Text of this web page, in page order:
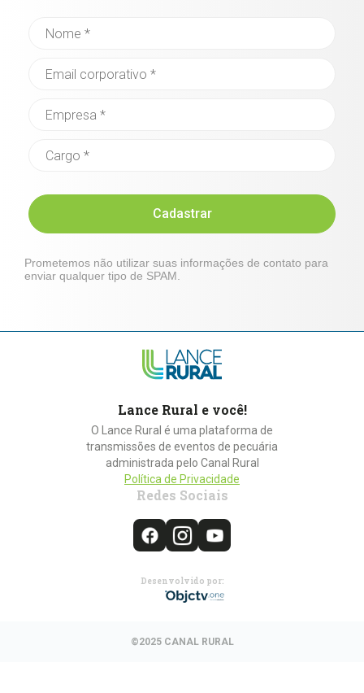
Cadastrar
Prometemos não utilizar suas informações de contato para
enviar qualquer tipo de SPAM.
Lance Rural e você!
O Lance Rural é uma plataforma de
transmissões de eventos de pecuária
administrada pelo Canal Rural
Política de Privacidade
Redes Sociais
Desenvolvido por:
©2025 CANAL RURAL